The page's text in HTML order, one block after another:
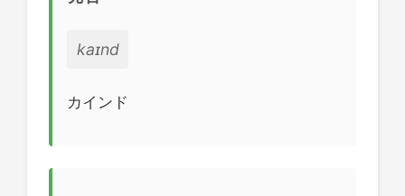
kaɪnd
カインド